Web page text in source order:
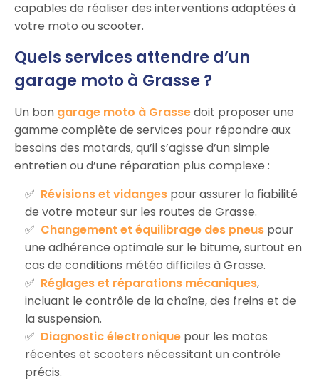
capables de réaliser des interventions adaptées à
votre moto ou scooter.
Quels services attendre d’un
garage moto à Grasse ?
Un bon garage moto à Grassedoit proposer une
gamme complète de services pour répondre aux
besoins des motards, qu’il s’agisse d’un simple
entretien ou d’une réparation plus complexe :
Révisions et vidanges pour assurer la fiabilité
de votre moteur sur les routes de Grasse.
Changement et équilibrage des pneus pour
une adhérence optimale sur le bitume, surtout en
cas de conditions météo difficiles à Grasse.
Réglages et réparations mécaniques,
incluant le contrôle de la chaîne, des freins et de
la suspension.
Diagnostic électronique pour les motos
récentes et scooters nécessitant un contrôle
précis.